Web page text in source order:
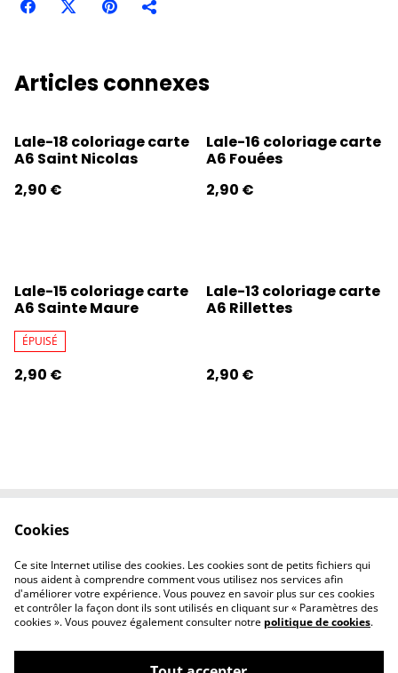
Articles connexes
Lale-18 coloriage carte
A6 Saint Nicolas
2,90 €
Lale-16 coloriage carte
A6 Fouées
2,90 €
Lale-15 coloriage carte
A6 Sainte Maure
ÉPUISÉ
2,90 €
Lale-13 coloriage carte
A6 Rillettes
2,90 €
Contactez-nous
Politique de
confidentialité
Politique de
cookies
Cookies
Ce site Internet utilise des cookies. Les cookies sont de petits fichiers qui
nous aident à comprendre comment vous utilisez nos services afin
d'améliorer votre expérience. Vous pouvez en savoir plus sur ces cookies
et contrôler la façon dont ils sont utilisés en cliquant sur « Paramètres des
cookies ». Vous pouvez également consulter notre politique de cookies.